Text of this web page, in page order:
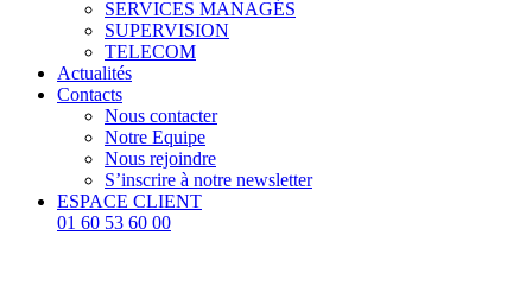
SERVICES MANAGÉS
SUPERVISION
TELECOM
Actualités
Contacts
Nous contacter
Notre Equipe
Nous rejoindre
S’inscrire à notre newsletter
ESPACE CLIENT
01 60 53 60 00